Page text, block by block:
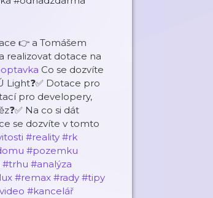
👉 a Tomášem
realizovat dotace na
Co se dozvíte
Light❓✅ Dotace pro
pro developery,
Na co si dát
se dozvíte v tomto
#reality #rk
#pozemku
#trhu #analýza
#remax #rady #tipy
#kancelář